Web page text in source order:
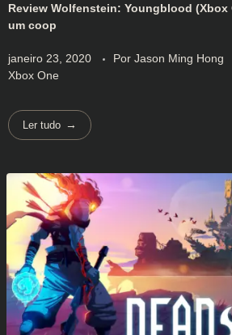
Review Wolfenstein: Youngblood (Xbox
um coop
janeiro 23, 2020 Por Jason Ming Hong
Xbox One
Ler tudo